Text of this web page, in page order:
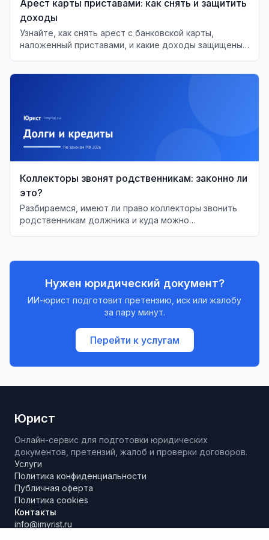
Арест карты приставами: как снять и защитить
доходы
Узнайте, как снять арест с банковской карты,
наложенный приставами, и какие доходы защищены
Коллекторы звонят родственникам: законно ли
это?
Разбираемся, имеют ли право коллекторы звонить
родственникам должника и куда можно
Нужен юридический документ?
ИИ-юрист подготовит претензию, иск или жалобу
за пару минут.
Перейти к услугам
Юрист
Онлайн-сервис для подготовки юридических
документов, претензий, жалоб и проверки договоров.
Услуги
Политика конфиденциальности
Публичная оферта
Политика cookies
Контакты
info@imyrist.ru